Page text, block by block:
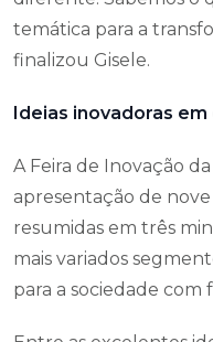
temática para a
finalizou Gisele.
Ideias inovadoras
A Feira de Inovação
apresentação de nove
resumidas em três
mais variados
para a sociedade com